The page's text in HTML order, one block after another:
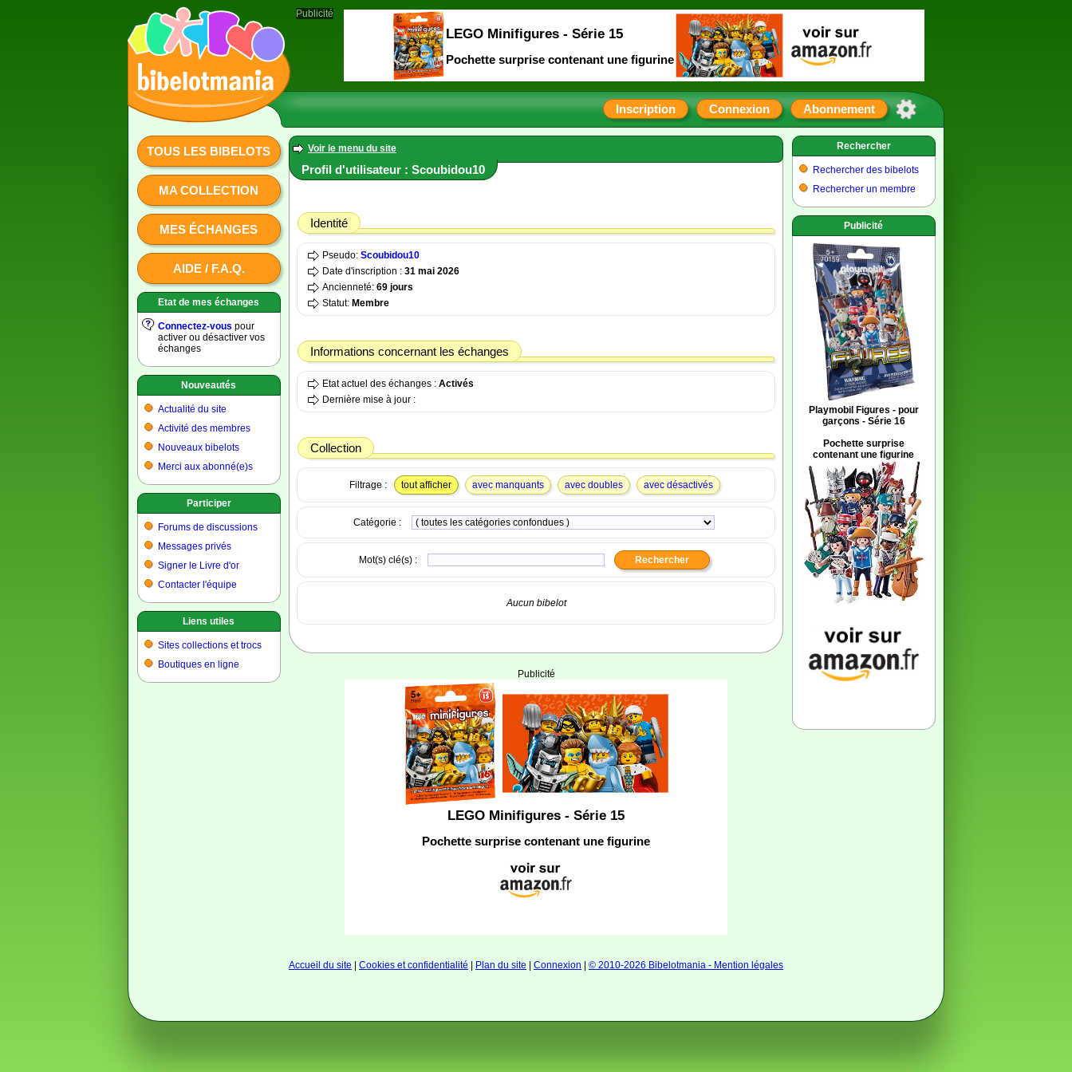
Inscription Connexion Abonnement
TOUS LES BIBELOTS
MA COLLECTION
MES ÉCHANGES
AIDE / F.A.Q.
Etat de mes échanges
Connectez-vous pour
activer ou désactiver vos
échanges
Nouveautés
Actualité du site
Activité des membres
Nouveaux bibelots
Merci aux abonné(e)s
Participer
Forums de discussions
Messages privés
Signer le Livre d'or
Contacter l'équipe
Liens utiles
Sites collections et trocs
Boutiques en ligne
Voir le menu du site
Profil d'utilisateur : Scoubidou10
Identité
Pseudo: Scoubidou10
Date d'inscription : 31 mai 2026
Ancienneté: 69 jours
Statut: Membre
Informations concernant les échanges
Etat actuel des échanges : Activés
Dernière mise à jour :
Collection
Filtrage : tout afficher avec manquants avec doubles avec désactivés
Catégorie :
Mot(s) clé(s) :
Aucun bibelot
Publicité
LEGO Minifigures - Série 15
Pochette surprise contenant une figurine
Accueil du site Cookies et confidentialité Plan du site Connexion © 2010-2026 Bibelotmania - Mention légales
Rechercher
Rechercher des bibelots
Rechercher un membre
Publicité
Playmobil Figures - pour
garçons - Série 16
Pochette surprise
contenant une figurine
Publicité
LEGO Minifigures - Série 15
Pochette surprise contenant une figurine